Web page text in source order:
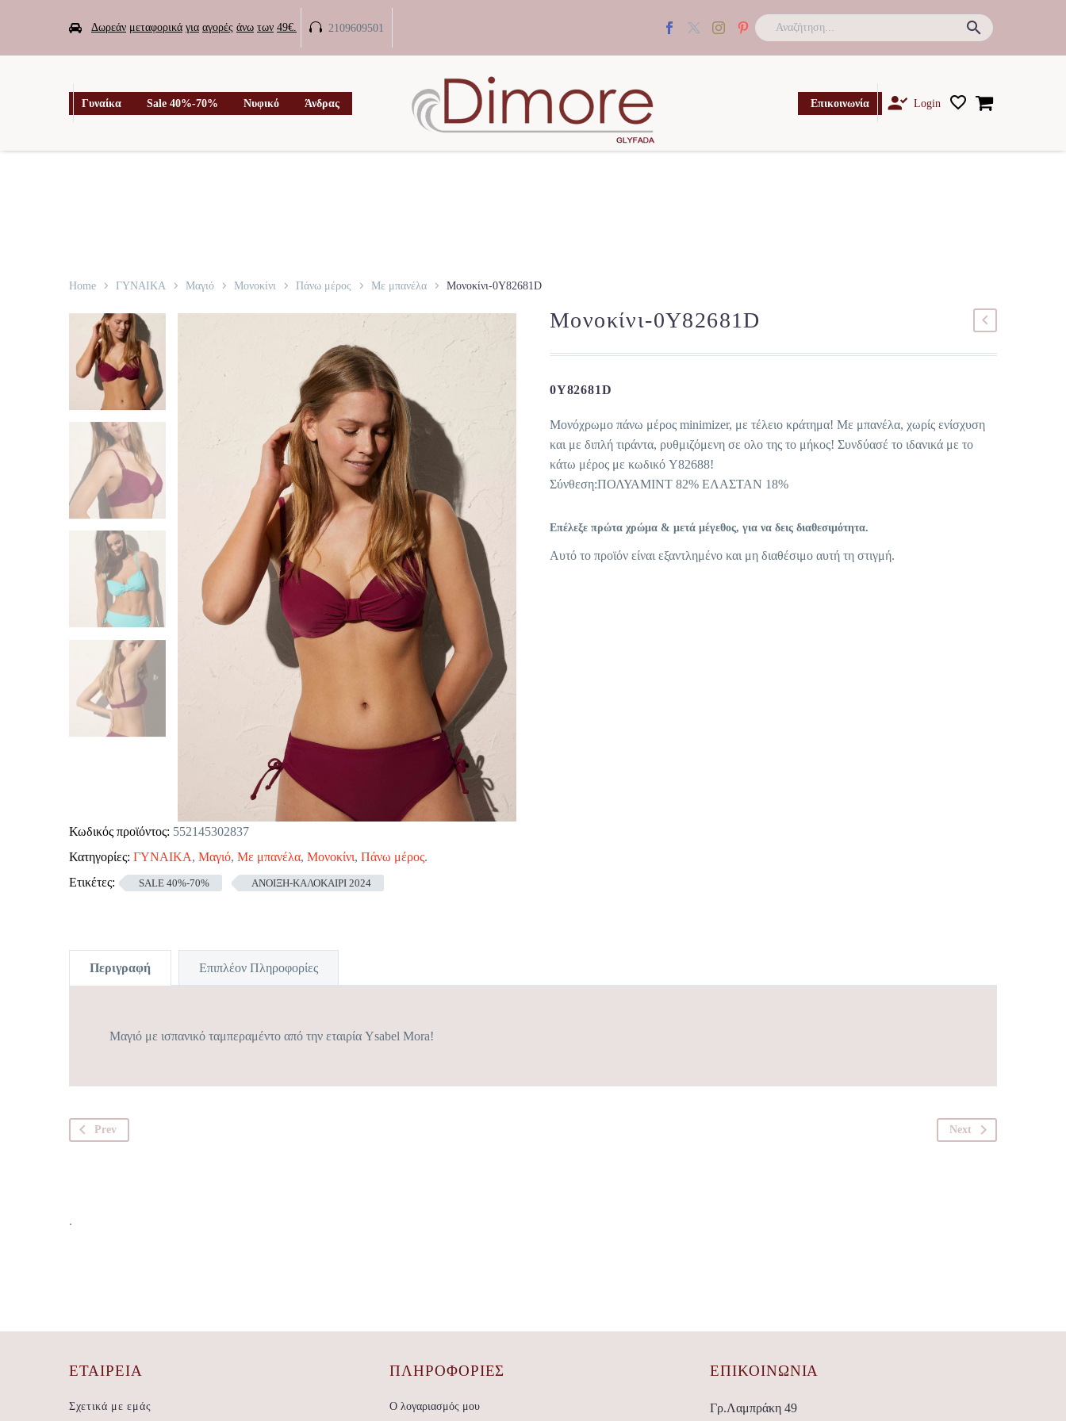
 Δωρεάν μεταφορικά για αγορές άνω των 49€. 
 2109609501
Γυναίκα Sale 40%-70% Νυφικό Άνδρας Επικοινωνία  Login
Home ΓΥΝΑΙΚΑ Μαγιό Μονοκίνι Πάνω μέρος Με μπανέλα Μονοκίνι-0Y82681D
Κωδικός προϊόντος: 552145302837
Κατηγορίες: ΓΥΝΑΙΚΑ, Μαγιό, Με μπανέλα, Μονοκίνι, Πάνω μέρος.
Ετικέτες:
SALE 40%-70% ΑΝΟΙΞΗ-ΚΑΛΟΚΑΙΡΙ 2024
Μονοκίνι-0Y82681D
0Y82681D
Μονόχρωμο πάνω μέρος minimizer, με τέλειο κράτημα! Με μπανέλα, χωρίς ενίσχυση
και με διπλή τιράντα, ρυθμιζόμενη σε ολο της το μήκος! Συνδύασέ το ιδανικά με το
κάτω μέρος με κωδικό Y82688!
Σύνθεση:ΠΟΛΥΑΜΙΝΤ 82% ΕΛΑΣΤΑΝ 18%
Επέλεξε πρώτα χρώμα & μετά μέγεθος, για να δεις διαθεσιμότητα.
Αυτό το προϊόν είναι εξαντλημένο και μη διαθέσιμο αυτή τη στιγμή.
Περιγραφή Επιπλέον Πληροφορίες
Μαγιό με ισπανικό ταμπεραμέντο από την εταιρία Ysabel Mora!
Prev Next
.
ΕΤΑΙΡΕΊΑ
Σχετικά με εμάς
ΠΛΗΡΟΦΟΡΙΕΣ
Ο λογαριασμός μου
ΕΠΙΚΟΙΝΩΝΊΑ
Γρ.Λαμπράκη 49